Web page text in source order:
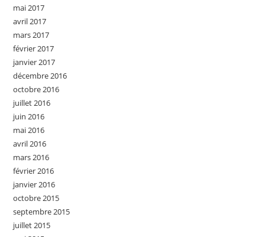
mai 2017
avril 2017
mars 2017
février 2017
janvier 2017
décembre 2016
octobre 2016
juillet 2016
juin 2016
mai 2016
avril 2016
mars 2016
février 2016
janvier 2016
octobre 2015
septembre 2015
juillet 2015